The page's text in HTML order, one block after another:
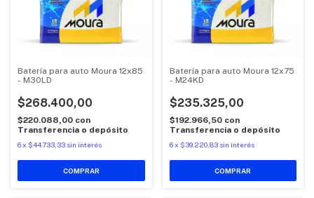
Batería para auto Moura 12x85
- M30LD
$268.400,00
$220.088,00 con
Transferencia o depósito
6x $44.733,33 sin interés
Batería para auto Moura 12x75
- M24KD
$235.325,00
$192.966,50 con
Transferencia o depósito
6 x $39.220,83 sin interés